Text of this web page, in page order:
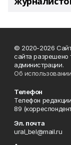
© 2020-2026
сайта разрешено
администрации.
Об
Телефон
Телефон
89
Эл. почта
ural_bel@mail.ru